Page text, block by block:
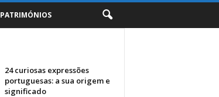
PATRIMÓNIOS
24 curiosas expressões
portuguesas: a sua origem e
significado